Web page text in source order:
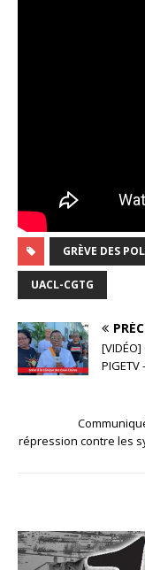
GRÈVE DES
UACL-CGTG
répression contre les